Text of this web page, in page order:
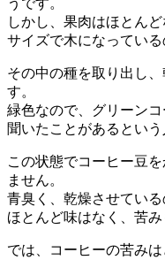
うです。
しかし、果肉はほとん
サイズで木になっている
その中の種を取り出し
す。
緑色なので、グリーンコ
聞いたことがあるとい
この状態でコーヒー豆
ません。
青臭く、乾燥させている
ほとんど味はなく、苦み
では、コーヒーの苦み